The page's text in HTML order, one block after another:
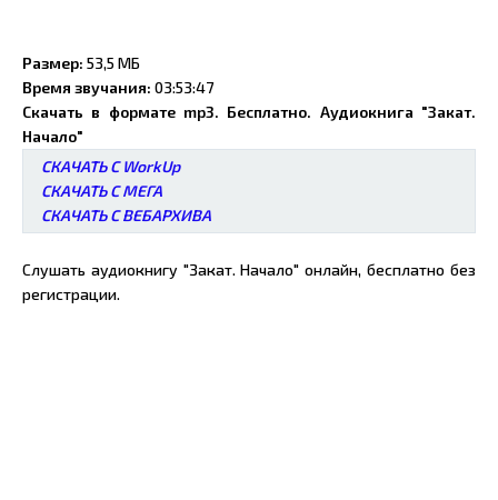
Размер: 53,5 МБ
Время звучания: 03:53:47
Скачать в формате mp3. Бесплатно. Аудиокнига "Закат.
Начало"
СКАЧАТЬ С WorkUp
СКАЧАТЬ С МЕГА
СКАЧАТЬ С ВЕБАРХИВА
Слушать аудиокнигу "Закат. Начало" онлайн, бесплатно без
регистрации.